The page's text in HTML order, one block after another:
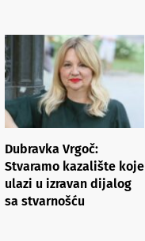
Dubravka Vrgoč:
Stvaramo kazalište koje
ulazi u izravan dijalog
sa stvarnošću